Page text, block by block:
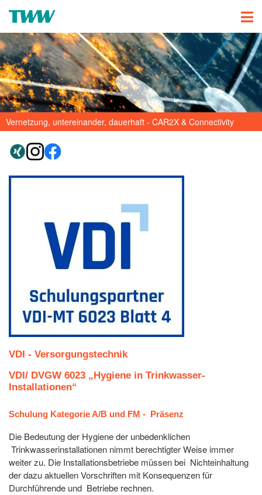
Vernetzung, untereinander, dauerhaft - CAR2X & Connectivity
VDI - Versorgungstechnik
VDI/ DVGW 6023 „Hygiene in Trinkwasser-
Installationen“
Schulung Kategorie A/B und FM - Präsenz
Die Bedeutung der Hygiene der unbedenklichen
Trinkwasserinstallationen nimmt berechtigter Weise immer
weiter zu. Die Installationsbetriebe müssen bei Nichteinhaltung
der dazu aktuellen Vorschriften mit Konsequenzen für
Durchführende und Betriebe rechnen.